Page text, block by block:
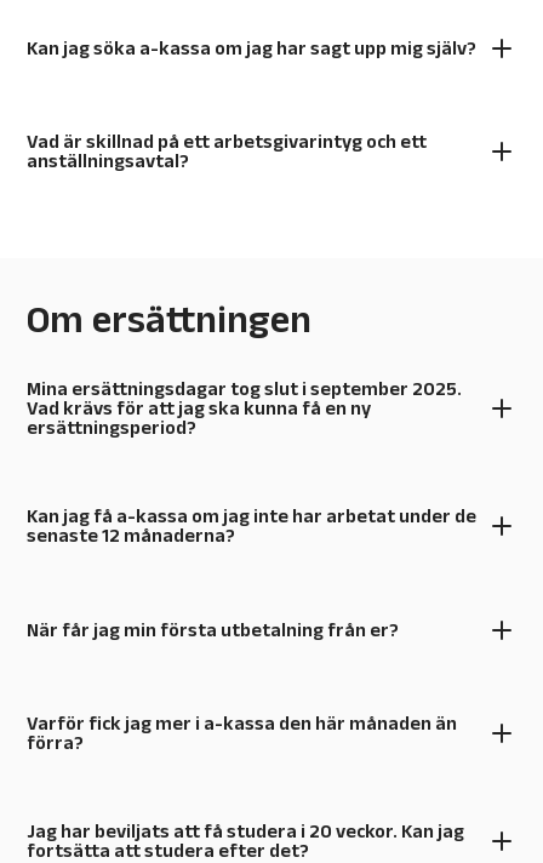
Kan jag söka a-kassa om jag har sagt upp mig själv?
Vad är skillnad på ett arbetsgivarintyg och ett
anställningsavtal?
Om ersättningen
Mina ersättningsdagar tog slut i september 2025.
Vad krävs för att jag ska kunna få en ny
ersättningsperiod?
Kan jag få a-kassa om jag inte har arbetat under de
senaste 12 månaderna?
När får jag min första utbetalning från er?
Varför fick jag mer i a-kassa den här månaden än
förra?
Jag har beviljats att få studera i 20 veckor. Kan jag
fortsätta att studera efter det?